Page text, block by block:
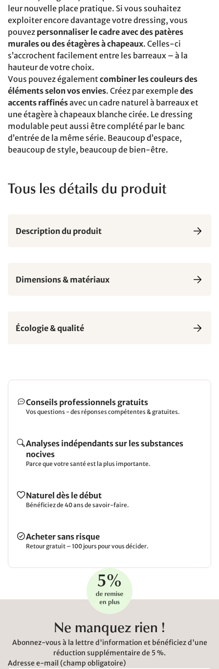
leur nouvelle place pratique. Si vous souhaitez
exploiter encore davantage votre dressing, vous
pouvez personnaliser le cadre avec des patères
murales ou des étagères à chapeaux. Celles-ci
s’accrochent facilement entre les barreaux – à la
hauteur de votre choix.
Vous pouvez égalementcombiner les couleurs des
éléments selon vos envies. Créez par exempledes
accents raffinésavec un cadre naturel à barreaux et
une étagère à chapeaux blanche cirée. Le dressing
modulable peut aussi être complété par le banc
d’entrée de la même série. Beaucoup d’espace,
beaucoup de style, beaucoup de bien-être.
Tous les détails du produit
Description du produit
Dimensions & matériaux
Écologie & qualité
Conseils professionnels gratuits
Vos questions - des réponses compétentes & gratuites.
Analyses indépendants sur les substances
nocives
Parce que votre santé est la plus importante.
Naturel dès le début
Bénéficiez de 40 ans de savoir-faire.
Acheter sans risque
Retour gratuit – 100 jours pour vous décider.
Ne manquez rien !
Abonnez-vous à la lettre d'information et bénéficiez d'une
réduction supplémentaire de 5 %.
Adresse e-mail (champ obligatoire)